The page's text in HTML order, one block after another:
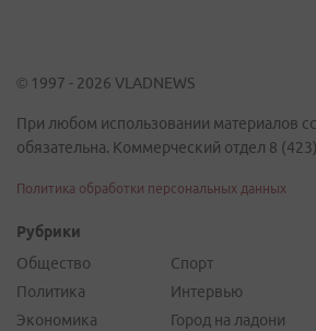
© 1997 - 2026 VLADNEWS
При любом использовании материалов
обязательна. Коммерческий отдел 8
Политика обработки персональных данных
Рубрики
Общество
Политика
Экономика
Спорт
Интервью
Город на ладони